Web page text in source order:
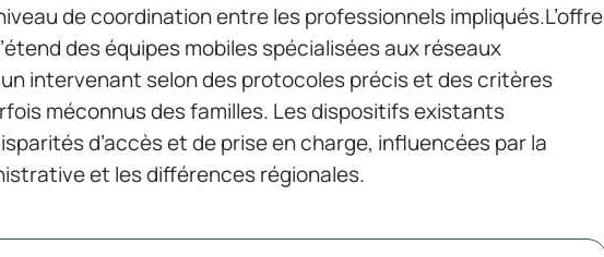
de coordination entre les professionnels impliqués.L’offre
des équipes mobiles spécialisées aux réseaux
intervenant selon des protocoles précis et des critères
méconnus des familles. Les dispositifs existants
d’accès et de prise en charge, influencées par la
et les différences régionales.